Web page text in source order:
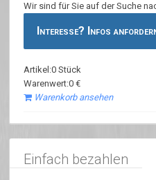
Wir sind für Sie auf der Suche
Interesse? Infos
Artikel:0 Stück
Warenwert:0 €
Warenkorb ansehen
Einfach bezahlen